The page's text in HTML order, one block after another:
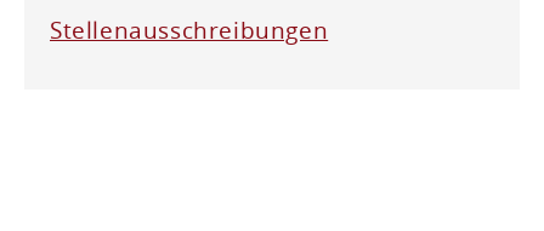
Stellenausschreibungen